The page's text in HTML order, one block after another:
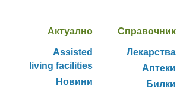
Актуално
Assisted
living facilities
Новини
Справочник
Лекарства
Аптеки
Билки